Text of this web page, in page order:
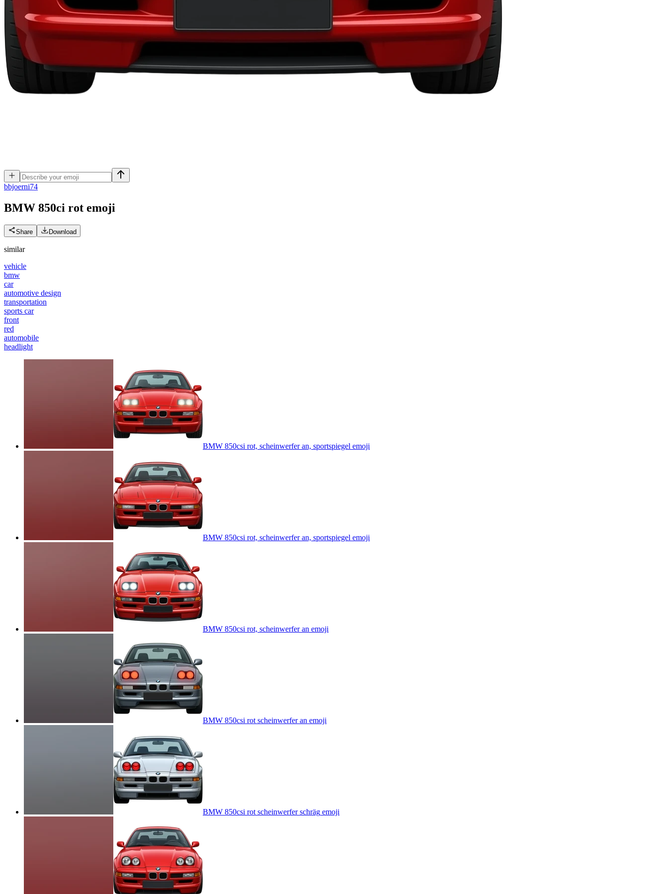
bbjoerni74
BMW 850ci rot emoji
Share Download
similar
vehicle
bmw
car
automotive design
transportation
sports car
front
red
automobile
headlight
BMW 850csi rot, scheinwerfer an, sportspiegel emoji
BMW 850csi rot, scheinwerfer an, sportspiegel emoji
BMW 850csi rot, scheinwerfer an emoji
BMW 850csi rot scheinwerfer an emoji
BMW 850csi rot scheinwerfer schräg emoji